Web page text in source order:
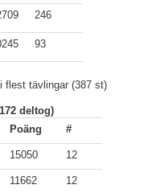
246
93
flest tävlingar (387 st)
deltog)
Poäng #
15050 12
11662 12